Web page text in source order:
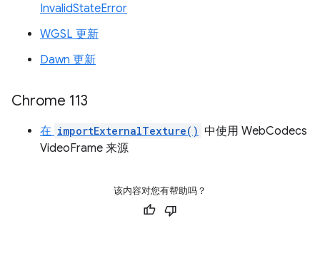
InvalidStateError
WGSL 更新
Dawn 更新
Chrome 113
在 importExternalTexture() 中使用 WebCodecs
VideoFrame 来源
该内容对您有帮助吗？